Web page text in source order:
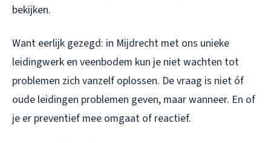
bekijken.
Want eerlijk gezegd: in Mijdrecht met ons unieke
leidingwerk en veenbodem kun je niet wachten tot
problemen zich vanzelf oplossen. De vraag is niet óf
oude leidingen problemen geven, maar wanneer. En of
je er preventief mee omgaat of reactief.